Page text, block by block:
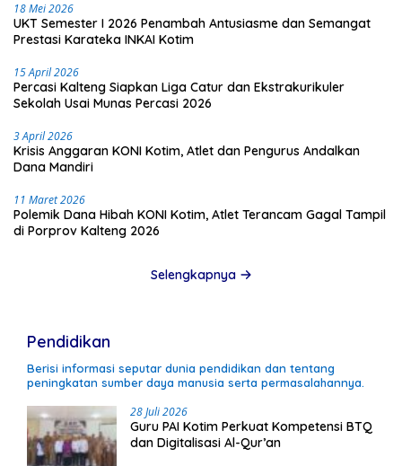
18 Mei 2026
UKT Semester I 2026 Penambah Antusiasme dan Semangat
Prestasi Karateka INKAI Kotim
15 April 2026
Percasi Kalteng Siapkan Liga Catur dan Ekstrakurikuler
Sekolah Usai Munas Percasi 2026
3 April 2026
Krisis Anggaran KONI Kotim, Atlet dan Pengurus Andalkan
Dana Mandiri
11 Maret 2026
Polemik Dana Hibah KONI Kotim, Atlet Terancam Gagal Tampil
di Porprov Kalteng 2026
Selengkapnya
Pendidikan
Berisi informasi seputar dunia pendidikan dan tentang
peningkatan sumber daya manusia serta permasalahannya.
28 Juli 2026
Guru PAI Kotim Perkuat Kompetensi BTQ
dan Digitalisasi Al-Qur’an